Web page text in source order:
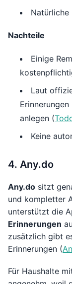
Natürliche
Nachteile
Einige
Laut
anlegen (
Keine
4. Any.do
Any.do sitzt
und kompletter
unterstützt die
Erinnerungen
zusätzlich gibt
Erinnerungen (
Für Haushalte